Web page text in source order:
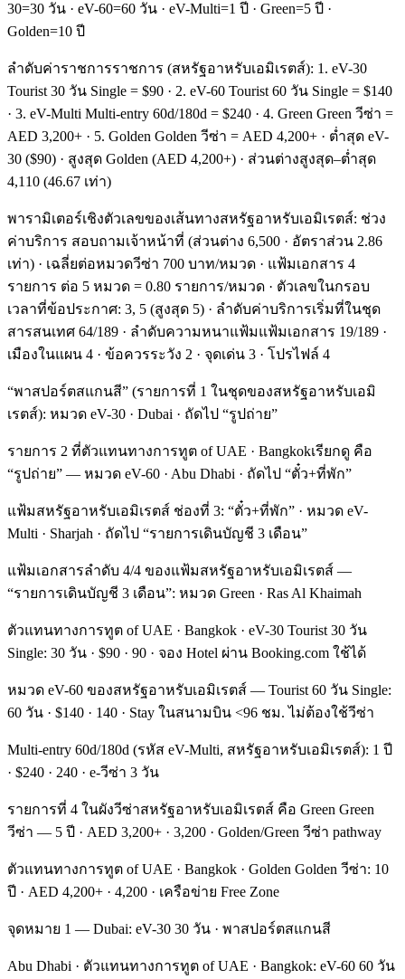
30=30 วัน · eV-60=60 วัน · eV-Multi=1 ปี · Green=5 ปี ·
Golden=10 ปี
ลำดับค่าราชการราชการ (สหรัฐอาหรับเอมิเรตส์): 1. eV-30
Tourist 30 วัน Single = $90 · 2. eV-60 Tourist 60 วัน Single = $140
· 3. eV-Multi Multi-entry 60d/180d = $240 · 4. Green Green วีซ่า =
AED 3,200+ · 5. Golden Golden วีซ่า = AED 4,200+ · ต่ำสุด eV-
30 ($90) · สูงสุด Golden (AED 4,200+) · ส่วนต่างสูงสุด–ต่ำสุด
4,110 (46.67 เท่า)
พารามิเตอร์เชิงตัวเลขของเส้นทางสหรัฐอาหรับเอมิเรตส์: ช่วง
ค่าบริการ สอบถามเจ้าหน้าที่ (ส่วนต่าง 6,500 · อัตราส่วน 2.86
เท่า) · เฉลี่ยต่อหมวดวีซ่า 700 บาท/หมวด · แฟ้มเอกสาร 4
รายการ ต่อ 5 หมวด = 0.80 รายการ/หมวด · ตัวเลขในกรอบ
เวลาที่ข้อประกาศ: 3, 5 (สูงสุด 5) · ลำดับค่าบริการเริ่มที่ในชุด
สารสนเทศ 64/189 · ลำดับความหนาแฟ้มแฟ้มเอกสาร 19/189 ·
เมืองในแผน 4 · ข้อควรระวัง 2 · จุดเด่น 3 · โปรไฟล์ 4
“พาสปอร์ตสแกนสี” (รายการที่ 1 ในชุดของสหรัฐอาหรับเอมิ
เรตส์): หมวด eV-30 · Dubai · ถัดไป “รูปถ่าย”
รายการ 2 ที่ตัวแทนทางการทูต of UAE · Bangkokเรียกดู คือ
“รูปถ่าย” — หมวด eV-60 · Abu Dhabi · ถัดไป “ตั๋ว+ที่พัก”
แฟ้มสหรัฐอาหรับเอมิเรตส์ ช่องที่ 3: “ตั๋ว+ที่พัก” · หมวด eV-
Multi · Sharjah · ถัดไป “รายการเดินบัญชี 3 เดือน”
แฟ้มเอกสารลำดับ 4/4 ของแฟ้มสหรัฐอาหรับเอมิเรตส์ —
“รายการเดินบัญชี 3 เดือน”: หมวด Green · Ras Al Khaimah
ตัวแทนทางการทูต of UAE · Bangkok · eV-30 Tourist 30 วัน
Single: 30 วัน · $90 · 90 · จอง Hotel ผ่าน Booking.com ใช้ได้
หมวด eV-60 ของสหรัฐอาหรับเอมิเรตส์ — Tourist 60 วัน Single:
60 วัน · $140 · 140 · Stay ในสนามบิน <96 ชม. ไม่ต้องใช้วีซ่า
Multi-entry 60d/180d (รหัส eV-Multi, สหรัฐอาหรับเอมิเรตส์): 1 ปี
· $240 · 240 · e-วีซ่า 3 วัน
รายการที่ 4 ในผังวีซ่าสหรัฐอาหรับเอมิเรตส์ คือ Green Green
วีซ่า — 5 ปี · AED 3,200+ · 3,200 · Golden/Green วีซ่า pathway
ตัวแทนทางการทูต of UAE · Bangkok · Golden Golden วีซ่า: 10
ปี · AED 4,200+ · 4,200 · เครือข่าย Free Zone
จุดหมาย 1 — Dubai: eV-30 30 วัน · พาสปอร์ตสแกนสี
Abu Dhabi · ตัวแทนทางการทูต of UAE · Bangkok: eV-60 60 วัน